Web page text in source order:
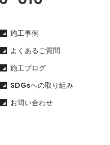
施工事例
よくあるご質問
施工ブログ
SDGsへの取り組み
お問い合わせ